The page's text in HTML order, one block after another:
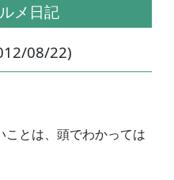
メ日記
08/22)
とは、頭でわかっては